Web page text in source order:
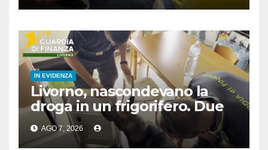
IN EVIDENZA
Livorno, nascondevano la
droga in un frigorifero. Due
arresti
AGO 7, 2026